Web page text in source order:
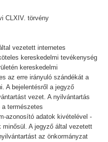
CLXIV. törvény
vezetett internetes
kereskedelmi tevékenység
kereskedelmi
az erre irányuló szándékát a
A bejelentésről a jegyző
vezet. A nyilvántartás
természetes
azonosító adatok kivételével -
minősül. A jegyző által vezetett
az önkormányzat